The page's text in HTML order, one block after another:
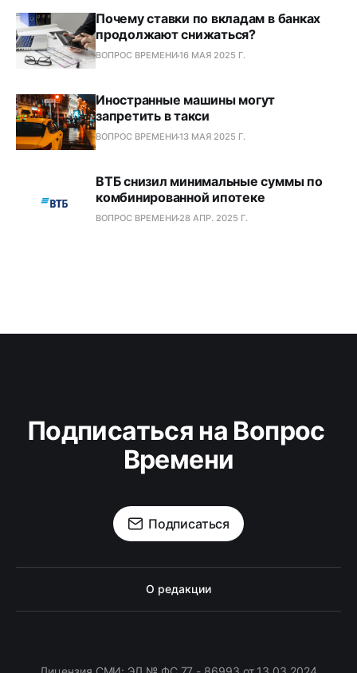
Почему ставки по вкладам в банках
продолжают снижаться?
ВОПРОС ВРЕМЕНИ16 МАЯ 2025 Г.
Иностранные машины могут
запретить в такси
ВОПРОС ВРЕМЕНИ13 МАЯ 2025 Г.
ВТБ снизил минимальные суммы по
комбинированной ипотеке
ВОПРОС ВРЕМЕНИ 28 АПР. 2025 Г.
Подписаться на Вопрос
Времени
Подписаться
О редакции